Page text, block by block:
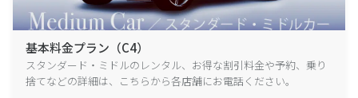
基本料金プラン（C4）
スタンダード・ミドルのレンタル、お得な割引料金や予約、乗り
捨てなどの詳細は、こちらから各店舗にお電話ください。